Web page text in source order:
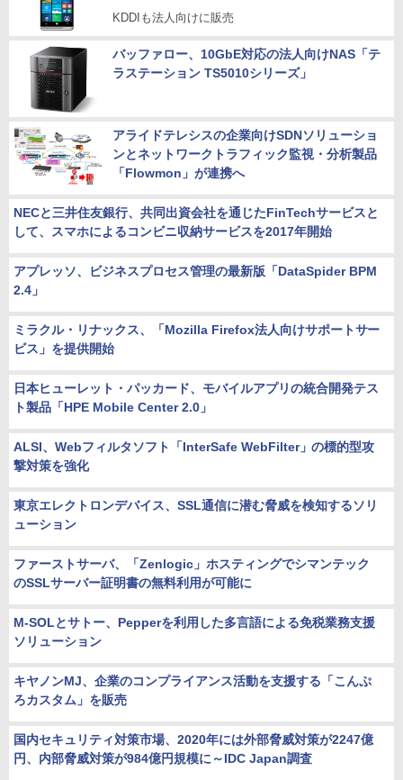
KDDIも法人向けに販売
バッファロー、10GbE対応の法人向けNAS「テ
ラステーション TS5010シリーズ」
アライドテレシスの企業向けSDNソリューショ
ンとネットワークトラフィック監視・分析製品
「Flowmon」が連携へ
NECと三井住友銀行、共同出資会社を通じたFinTechサービスと
して、スマホによるコンビニ収納サービスを2017年開始
アプレッソ、ビジネスプロセス管理の最新版「DataSpider BPM
2.4」
ミラクル・リナックス、「Mozilla Firefox法人向けサポートサー
ビス」を提供開始
日本ヒューレット・パッカード、モバイルアプリの統合開発テス
ト製品「HPE Mobile Center 2.0」
ALSI、Webフィルタソフト「InterSafe WebFilter」の標的型攻
撃対策を強化
東京エレクトロンデバイス、SSL通信に潜む脅威を検知するソリ
ューション
ファーストサーバ、「Zenlogic」ホスティングでシマンテック
のSSLサーバー証明書の無料利用が可能に
M-SOLとサトー、Pepperを利用した多言語による免税業務支援
ソリューション
キヤノンMJ、企業のコンプライアンス活動を支援する「こんぷ
ろカスタム」を販売
国内セキュリティ対策市場、2020年には外部脅威対策が2247億
円、内部脅威対策が984億円規模に～IDC Japan調査